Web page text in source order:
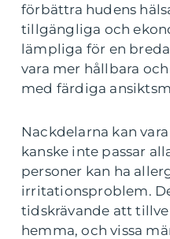
förbättra hudens
tillgängliga och
lämpliga för en
vara mer hållbara
med färdiga
Nackdelarna kan
kanske inte passar
personer kan ha
irritationsproblem.
tidskrävande att
hemma, och vissa